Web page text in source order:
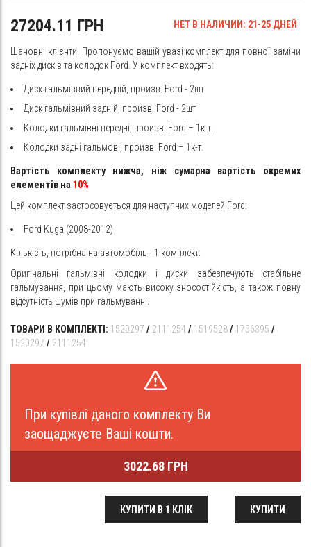
27204.11 ГРН НЕТ В НАЛИЧИИ: 21-25 ДНЕЙ
Шановні клієнти! Пропонуємо вашій увазі комплект для повної заміни
задніх дисків та колодок Ford. У комплект входять:
Диск гальмівний передній, произв. Ford - 2шт
Диск гальмівний задній, произв. Ford - 2шт
Колодки гальмівні передні, произв. Ford – 1к-т.
Колодки задні гальмові, произв. Ford – 1к-т.
Вартість комплекту нижча, ніж сумарна вартість окремих
елементів на 10%
Цей комплект застосовується для наступних моделей Ford:
Ford Kuga (2008-2012)
Кількість, потрібна на автомобіль - 1 комплект.
Оригінальні гальмівні колодки і диски забезпечують стабільне
гальмування, при цьому мають високу зносостійкість, а також повну
відсутність шумів при гальмуванні.
ТОВАРИ В КОМПЛЕКТІ: 1520297 / 2111254 / 1519528/ 1756395 /
1520297 / 2111254
При купівлі даного комплекту Ви
заощаджуєте Ваші кошти.
3022.68 ГРН
КУПИТИ
КУПИТИ В 1 КЛІК